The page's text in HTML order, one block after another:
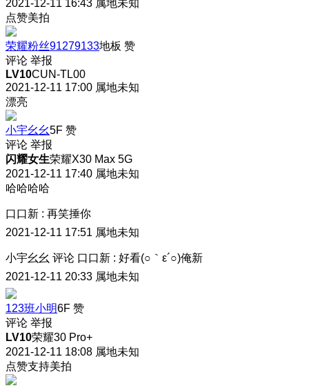
2021-12-11 16:43 属地未知
点赞美拍
荣耀粉丝91279133地板 赞
评论 举报
LV10CUN-TL00
2021-12-11 17:00 属地未知
漂亮
小宇幺幺5F 赞
评论 举报
闪耀女生荣耀X30 Max 5G
2021-12-11 17:40 属地未知
哈哈哈哈
口口新 : 再笑捶你
2021-12-11 17:51 属地未知
小宇幺幺 评论 口口新 : 好看(○｀ε´○)俺新
2021-12-11 20:33 属地未知
123班小明6F 赞
评论 举报
LV10荣耀30 Pro+
2021-12-11 18:08 属地未知
点赞支持美拍